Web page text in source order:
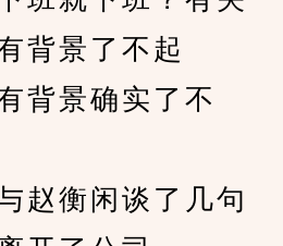
背景了不起
背景确实了不
衡闲谈了几句